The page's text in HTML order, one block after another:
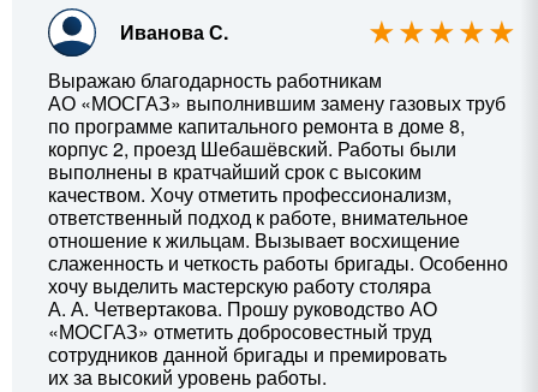
Иванова С.
Выражаю благодарность работникам
АО «МОСГАЗ» выполнившим замену газовых труб
по программе капитального ремонта в доме 8,
корпус 2, проезд Шебашёвский. Работы были
выполнены в кратчайший срок с высоким
качеством. Хочу отметить профессионализм,
ответственный подход к работе, внимательное
отношение к жильцам. Вызывает восхищение
слаженность и четкость работы бригады. Особенно
хочу выделить мастерскую работу столяра
А. А. Четвертакова. Прошу руководство АО
«МОСГАЗ» отметить добросовестный труд
сотрудников данной бригады и премировать
их за высокий уровень работы.